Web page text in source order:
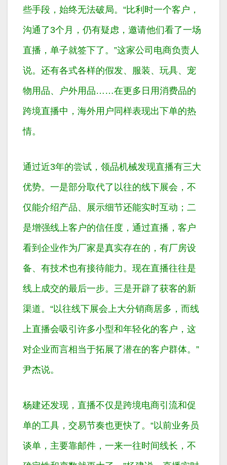
些手段，始终无法破局。“比利时一个客户，
沟通了3个月，仍有疑虑，邀请他们看了一场
直播，单子就签下了。”这家公司电商负责人
说。还有各式各样的假发、服装、玩具、宠
物用品、户外用品……在更多日用消费品的
跨境直播中，海外用户同样表现出下单的热
情。
通过近3年的尝试，领品机械发现直播有三大
优势。一是部分取代了以往的线下展会，不
仅能介绍产品、展示细节还能实时互动；二
是增强线上客户的信任度，通过直播，客户
看到企业作为厂家是真实存在的，有厂房设
备、有技术也有接待能力。现在直播往往是
线上成交的最后一步。三是开辟了获客的新
渠道。“以往线下展会上大分销商居多，而线
上直播会吸引许多小型和年轻化的客户，这
对企业而言相当于拓展了潜在的客户群体。”
尹杰说。
杨建还发现，直播不仅是跨境电商引流和促
单的工具，交易节奏也更快了。“以前业务员
谈单，主要靠邮件，一来一往时间线长，不